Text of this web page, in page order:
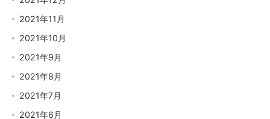
2021年11月
2021年10月
2021年9月
2021年8月
2021年7月
2021年6月